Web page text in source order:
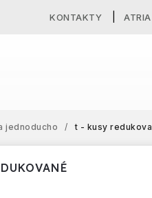
KONTAKTY ATRIA
jednoducho / t - kusy